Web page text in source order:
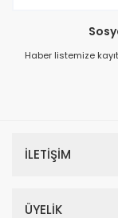
Haber listemize
İLETİŞİM
ÜYELİK